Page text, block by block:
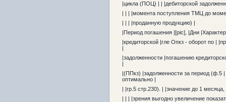
|цикла (ПОЦ) | | |дебиторской
| | | |момента поступления ТМЦ до
| | | |проданную продукцию) |
|Период погашения |[pic], |Дни
|кредиторской |гле Опкз - оборот по |
|
|задолженности |погашению
|
|(ППкз) |задолженности за период (ф.5
оптимально |
| |гр.5 стр.230). | |значение до 1
| | | |зрения выгодно увеличение